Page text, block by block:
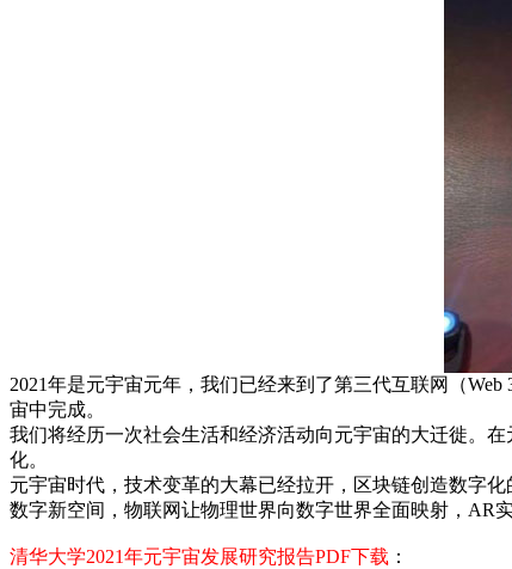
2021年是元宇宙元年，我们已经来到了第三代互联网（
宙中完成。
我们将经历一次社会生活和经济活动向元宇宙的大迁徙。
化。
元宇宙时代，技术变革的大幕已经拉开，区块链创造数字
数字新空间，物联网让物理世界向数字世界全面映射，AR
清华大学2021年元宇宙发展研究报告PDF下载 ：